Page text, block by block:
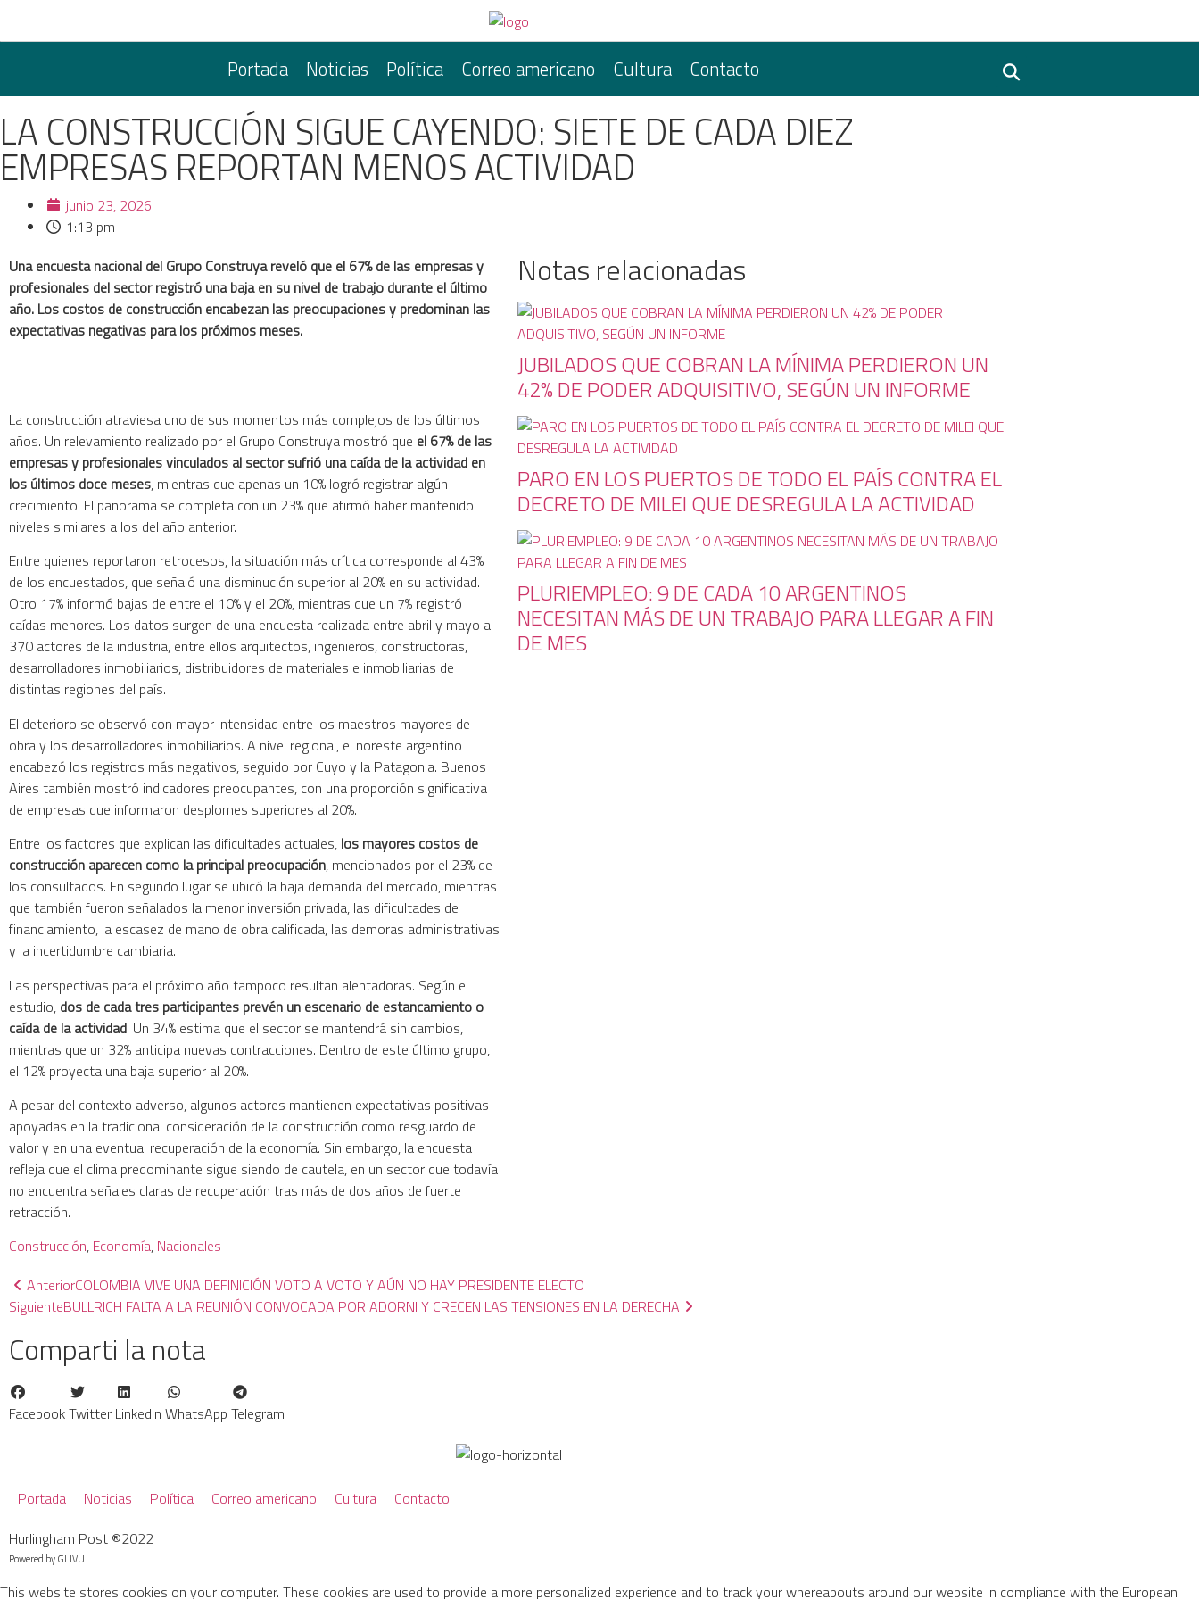
Portada Noticias Política Correo americano Cultura Contacto
LA CONSTRUCCIÓN SIGUE CAYENDO: SIETE DE CADA DIEZ
EMPRESAS REPORTAN MENOS ACTIVIDAD
junio 23, 2026
1:13 pm
Una encuesta nacional del Grupo Construya reveló que el 67% de las empresas y
profesionales del sector registró una baja en su nivel de trabajo durante el último
año. Los costos de construcción encabezan las preocupaciones y predominan las
expectativas negativas para los próximos meses.
La construcción atraviesa uno de sus momentos más complejos de los últimos
años. Un relevamiento realizado por el Grupo Construya mostró que el 67% de las
empresas y profesionales vinculados al sector sufrió una caída de la actividad en
los últimos doce meses, mientras que apenas un 10% logró registrar algún
crecimiento. El panorama se completa con un 23% que afirmó haber mantenido
niveles similares a los del año anterior.
Entre quienes reportaron retrocesos, la situación más crítica corresponde al 43%
de los encuestados, que señaló una disminución superior al 20% en su actividad.
Otro 17% informó bajas de entre el 10% y el 20%, mientras que un 7% registró
caídas menores. Los datos surgen de una encuesta realizada entre abril y mayo a
370 actores de la industria, entre ellos arquitectos, ingenieros, constructoras,
desarrolladores inmobiliarios, distribuidores de materiales e inmobiliarias de
distintas regiones del país.
El deterioro se observó con mayor intensidad entre los maestros mayores de
obra y los desarrolladores inmobiliarios. A nivel regional, el noreste argentino
encabezó los registros más negativos, seguido por Cuyo y la Patagonia. Buenos
Aires también mostró indicadores preocupantes, con una proporción significativa
de empresas que informaron desplomes superiores al 20%.
Entre los factores que explican las dificultades actuales, los mayores costos de
construcción aparecen como la principal preocupación, mencionados por el 23% de
los consultados. En segundo lugar se ubicó la baja demanda del mercado, mientras
que también fueron señalados la menor inversión privada, las dificultades de
financiamiento, la escasez de mano de obra calificada, las demoras administrativas
y la incertidumbre cambiaria.
Las perspectivas para el próximo año tampoco resultan alentadoras. Según el
estudio, dos de cada tres participantes prevén un escenario de estancamiento o
caída de la actividad. Un 34% estima que el sector se mantendrá sin cambios,
mientras que un 32% anticipa nuevas contracciones. Dentro de este último grupo,
el 12% proyecta una baja superior al 20%.
A pesar del contexto adverso, algunos actores mantienen expectativas positivas
apoyadas en la tradicional consideración de la construcción como resguardo de
valor y en una eventual recuperación de la economía. Sin embargo, la encuesta
refleja que el clima predominante sigue siendo de cautela, en un sector que todavía
no encuentra señales claras de recuperación tras más de dos años de fuerte
retracción.
Construcción, Economía, Nacionales
Notas relacionadas
JUBILADOS QUE COBRAN LA MÍNIMA PERDIERON UN
42% DE PODER ADQUISITIVO, SEGÚN UN INFORME
PARO EN LOS PUERTOS DE TODO EL PAÍS CONTRA EL
DECRETO DE MILEI QUE DESREGULA LA ACTIVIDAD
PLURIEMPLEO: 9 DE CADA 10 ARGENTINOS
NECESITAN MÁS DE UN TRABAJO PARA LLEGAR A FIN
DE MES
AnteriorCOLOMBIA VIVE UNA DEFINICIÓN VOTO A VOTO Y AÚN NO HAY PRESIDENTE ELECTO
SiguienteBULLRICH FALTA A LA REUNIÓN CONVOCADA POR ADORNI Y CRECEN LAS TENSIONES EN LA DERECHA
Comparti la nota
FacebookTwitter LinkedIn WhatsApp Telegram
Portada Noticias Política Correo americano Cultura
Contacto
Hurlingham Post ®2022
Powered byGLIVU
This website stores cookies on your computer. These cookies are used to provide a more personalized experience and to track your whereabouts around our website in compliance with the European